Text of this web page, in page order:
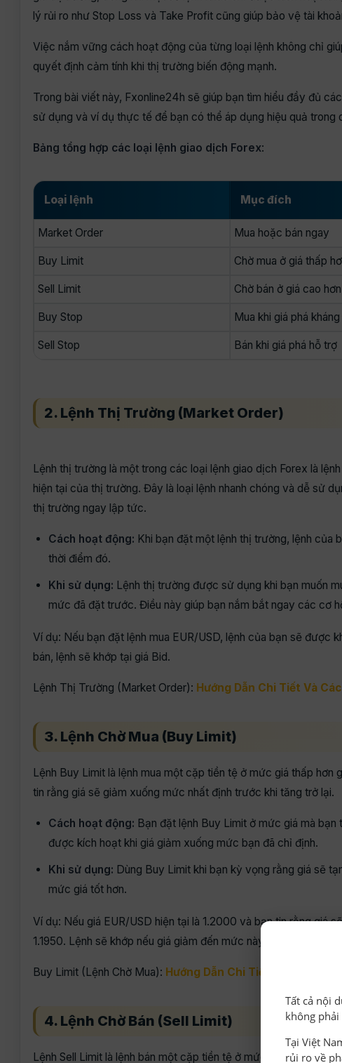
lý rủi ro như Stop Loss và Take Profit cũng giúp bảo vệ tài
Việc nắm vững cách hoạt động của từng loại lệnh không chỉ
quyết định cảm tính khi thị trường biến động mạnh.
Trong bài viết này, Fxonline24h sẽ giúp bạn tìm hiểu đầy đủ
sử dụng và ví dụ thực tế để bạn có thể áp dụng hiệu quả trong
Bảng tổng hợp các loại lệnh giao dịch Forex:
Loại lệnh Mục đích
Market Order Mua hoặc bán ngay
Buy Limit Chờ mua ở giá thấp
Sell Limit Chờ bán ở giá cao hơn
Buy Stop Mua khi giá phá
Sell Stop Bán khi giá phá hỗ trợ
2. Lệnh Thị Trường (Market Order)
Lệnh thị trường là một trong các loại lệnh giao dịch Forex là
hiện tại của thị trường. Đây là loại lệnh nhanh chóng và dễ sử
thị trường ngay lập tức.
Cách hoạt động: Khi bạn đặt một lệnh thị trường, lệnh
thời điểm đó.
Khi sử dụng: Lệnh thị trường được sử dụng khi bạn muốn
mức đã đặt trước. Điều này giúp bạn nắm bắt ngay các cơ
Ví dụ: Nếu bạn đặt lệnh mua EUR/USD, lệnh của bạn sẽ được
bán, lệnh sẽ khớp tại giá Bid.
Lệnh Thị Trường (Market Order): Hướng Dẫn Chi Tiết Và
3. Lệnh Chờ Mua (Buy Limit)
Lệnh Buy Limit là lệnh mua một cặp tiền tệ ở mức giá thấp
tin rằng giá sẽ giảm xuống mức nhất định trước khi tăng trở lại.
Cách hoạt động: Bạn đặt lệnh Buy Limit ở mức giá mà
được kích hoạt khi giá giảm xuống mức bạn đã chỉ định.
Khi sử dụng: Dùng Buy Limit khi bạn kỳ vọng rằng giá sẽ
mức giá tốt hơn.
Ví dụ: Nếu giá EUR/USD hiện tại là 1.2000 và bạn tin rằng giá
1.1950. Lệnh sẽ khớp nếu giá giảm đến mức này và sau đó tăng
Buy Limit (Lệnh Chờ Mua): Hướng Dẫn Chi Tiết Và Cách Sử
4. Lệnh Chờ Bán (Sell Limit)
Lệnh Sell Limit là lệnh bán một cặp tiền tệ ở mức giá cao hơn
Tất cả nội
không
Tại Việt
rủi ro về